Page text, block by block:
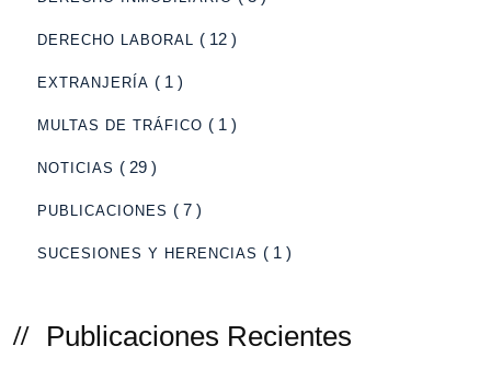
DERECHO LABORAL ( 12 )
EXTRANJERÍA ( 1 )
MULTAS DE TRÁFICO ( 1 )
NOTICIAS ( 29 )
PUBLICACIONES ( 7 )
SUCESIONES Y HERENCIAS ( 1 )
Publicaciones Recientes